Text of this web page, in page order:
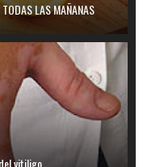
LAS MAÑANAS